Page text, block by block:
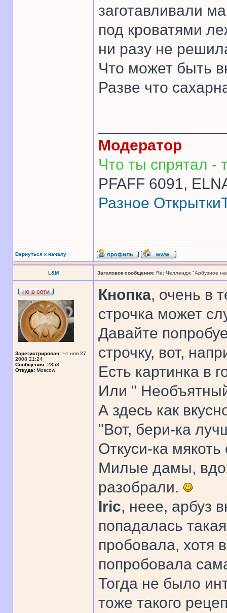
заготавливали
под кроватями
ни разу не
Что может быть
Разве что
Модератор
Что ты спрятал -
PFAFF 6091,
Разное Открытки
Вернуться к началу
L&M Заголовок сообщения: Re: Челлендж "Арбузное
Зарегистрирован: Чт ноя 27,
2008 21:24
Сообщения: 2853
Откуда: Moscow
Кнопка, очень в
строчка может
Давайте
строчку, вот,
Есть картинка в
Или "
А здесь как
"Вот, бери-ка
Откуси-ка мякоть
Милые дамы,
разобрали.
Iric, неее, арбуз
попадалась
пробовала, хотя
попробовала
Тогда не было
тоже такого